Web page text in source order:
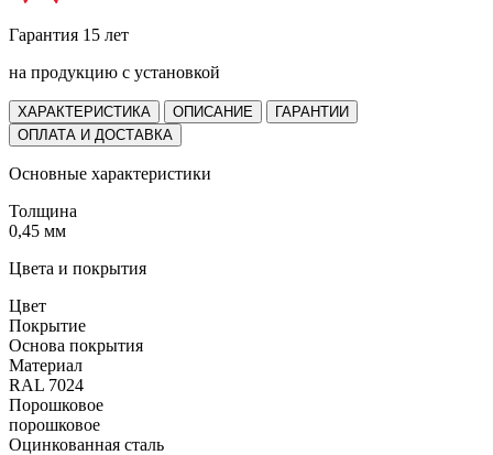
Гарантия 15 лет
на продукцию с установкой
ХАРАКТЕРИСТИКА ОПИСАНИЕ
ГАРАНТИИ
ОПЛАТА И ДОСТАВКА
Основные характеристики
Толщина
0,45 мм
Цвета и покрытия
Цвет
Покрытие
Основа покрытия
Материал
RAL 7024
Порошковое
порошковое
Оцинкованная сталь